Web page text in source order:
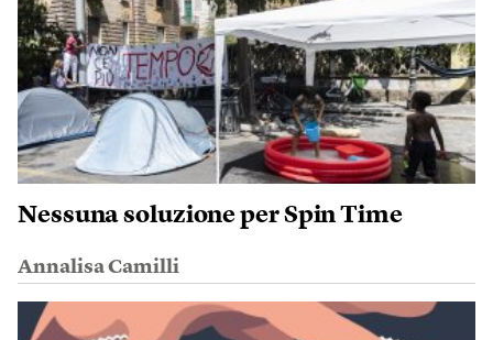
Nessuna soluzione per Spin Time
Annalisa Camilli